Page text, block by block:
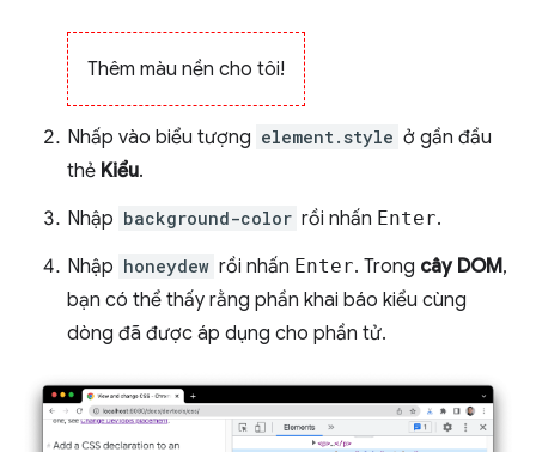
Thêm màu nền cho tôi!
Nhấp vào biểu tượng element.style ở gần đầu
thẻ Kiểu.
Nhập background-color rồi nhấn Enter.
Nhập honeydew rồi nhấn Enter. Trong cây DOM,
bạn có thể thấy rằng phần khai báo kiểu cùng
dòng đã được áp dụng cho phần tử.